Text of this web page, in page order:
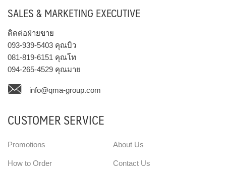
SALES & MARKETING EXECUTIVE
ติดต่อฝ่ายขาย
093-939-5403 คุณบิว
081-819-6151 คุณโท
094-265-4529 คุณมาย
info@qma-group.com
CUSTOMER SERVICE
Promotions
How to Order
About Us
Contact Us